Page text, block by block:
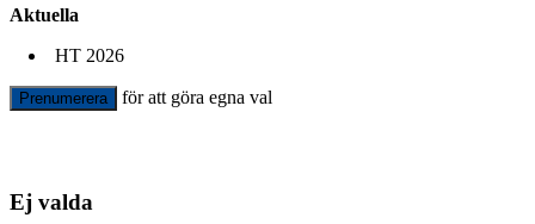
Aktuella
HT 2026
Prenumerera för att göra egna val
Ej valda